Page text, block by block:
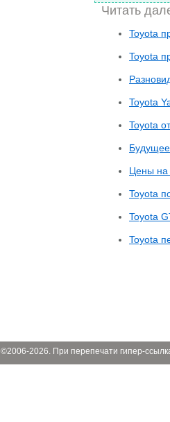
Читать
Toyota
Toyota
Toyota
Toyota
Цены на
Toyota
Toyota
Toyota
2026. При перепечати гипер-